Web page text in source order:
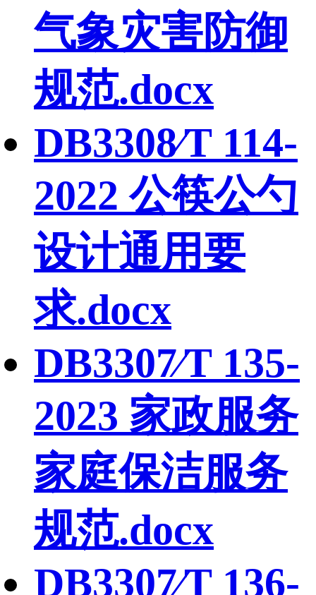
气象灾害防御
规范.docx
DB3308∕T 114-
2022 公筷公勺
设计通用要
求.docx
DB3307∕T 135-
2023 家政服务
家庭保洁服务
规范.docx
DB3307∕T 136-